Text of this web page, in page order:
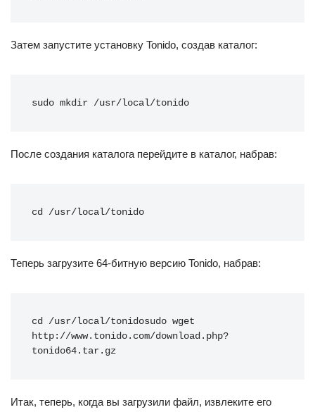
Затем запустите установку Tonido, создав каталог:
sudo mkdir /usr/local/tonido
После создания каталога перейдите в каталог, набрав:
cd /usr/local/tonido
Теперь загрузите 64-битную версию Tonido, набрав:
cd /usr/local/tonidosudo wget
http://www.tonido.com/download.php?
tonido64.tar.gz
Итак, теперь, когда вы загрузили файл, извлеките его